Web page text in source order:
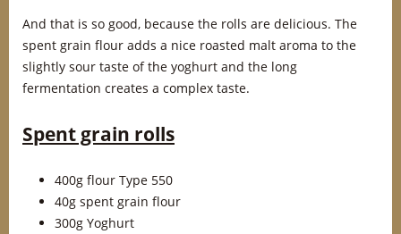
And that is so good, because the rolls are delicious. The
spent grain flour adds a nice roasted malt aroma to the
slightly sour taste of the yoghurt and the long
fermentation creates a complex taste.
Spent grain rolls
400g flour Type 550
40g spent grain flour
300g Yoghurt